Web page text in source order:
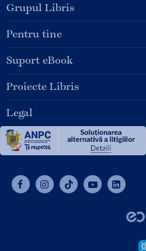
Grupul Libris
Pentru tine
Suport eBook
Proiecte Libris
Legal